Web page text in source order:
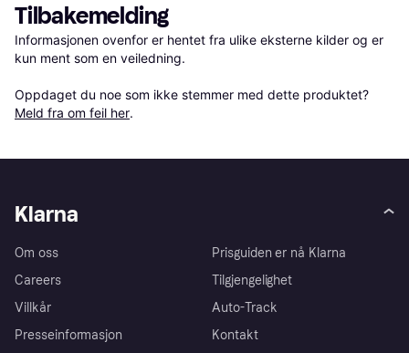
Tilbakemelding
Informasjonen ovenfor er hentet fra ulike eksterne kilder og er
kun ment som en veiledning.
Oppdaget du noe som ikke stemmer med dette produktet?
Meld fra om feil her.
Klarna
Om oss
Careers
Villkår
Presseinformasjon
Prisguiden er nå Klarna
Tilgjengelighet
Auto-Track
Kontakt